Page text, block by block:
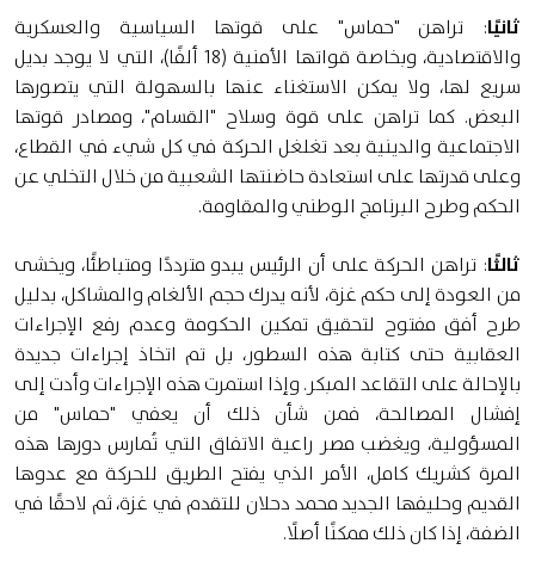
ثانيًا: تراهن "حماس" على قوتها السياسية والعسكرية
والاقتصادية، وبخاصة قواتها الأمنية (18 ألفًا)، التي لا يوجد بديل
سريع لها، ولا يمكن الاستغناء عنها بالسهولة التي يتصورها
البعض. كما تراهن على قوة وسلاح "القسام"، ومصادر قوتها
الاجتماعية والدينية بعد تغلغل الحركة في كل شيء في القطاع،
وعلى قدرتها على استعادة حاضنتها الشعبية من خلال التخلي عن
الحكم وطرح البرنامج الوطني والمقاومة.
ثالثًا: تراهن الحركة على أن الرئيس يبدو مترددًا ومتباطئًا، ويخشى
من العودة إلى حكم غزة، لأنه يدرك حجم الألغام والمشاكل، بدليل
طرح أفق مفتوح لتحقيق تمكين الحكومة وعدم رفع الإجراءات
العقابية حتى كتابة هذه السطور، بل تم اتخاذ إجراءات جديدة
بالإحالة على التقاعد المبكر. وإذا استمرت هذه الإجراءات وأدت إلى
إفشال المصالحة، فمن شأن ذلك أن يعفي "حماس" من
المسؤولية، ويغضب مصر راعية الاتفاق التي تُمارس دورها هذه
المرة كشريك كامل، الأمر الذي يفتح الطريق للحركة مع عدوها
القديم وحليفها الجديد محمد دحلان للتقدم في غزة، ثم لاحقًا في
الضفة، إذا كان ذلك ممكنًا أصلًا.